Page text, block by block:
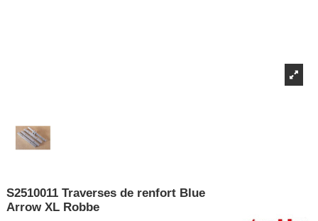
S2510011 Traverses de renfort Blue
Arrow XL Robbe